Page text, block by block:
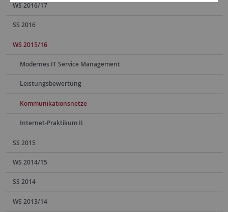
WS 2016/17
SS 2016
WS 2015/16
Modernes IT Service Management
Leistungsbewertung
Kommunikationsnetze
Internet-Praktikum II
SS 2015
WS 2014/15
SS 2014
WS 2013/14